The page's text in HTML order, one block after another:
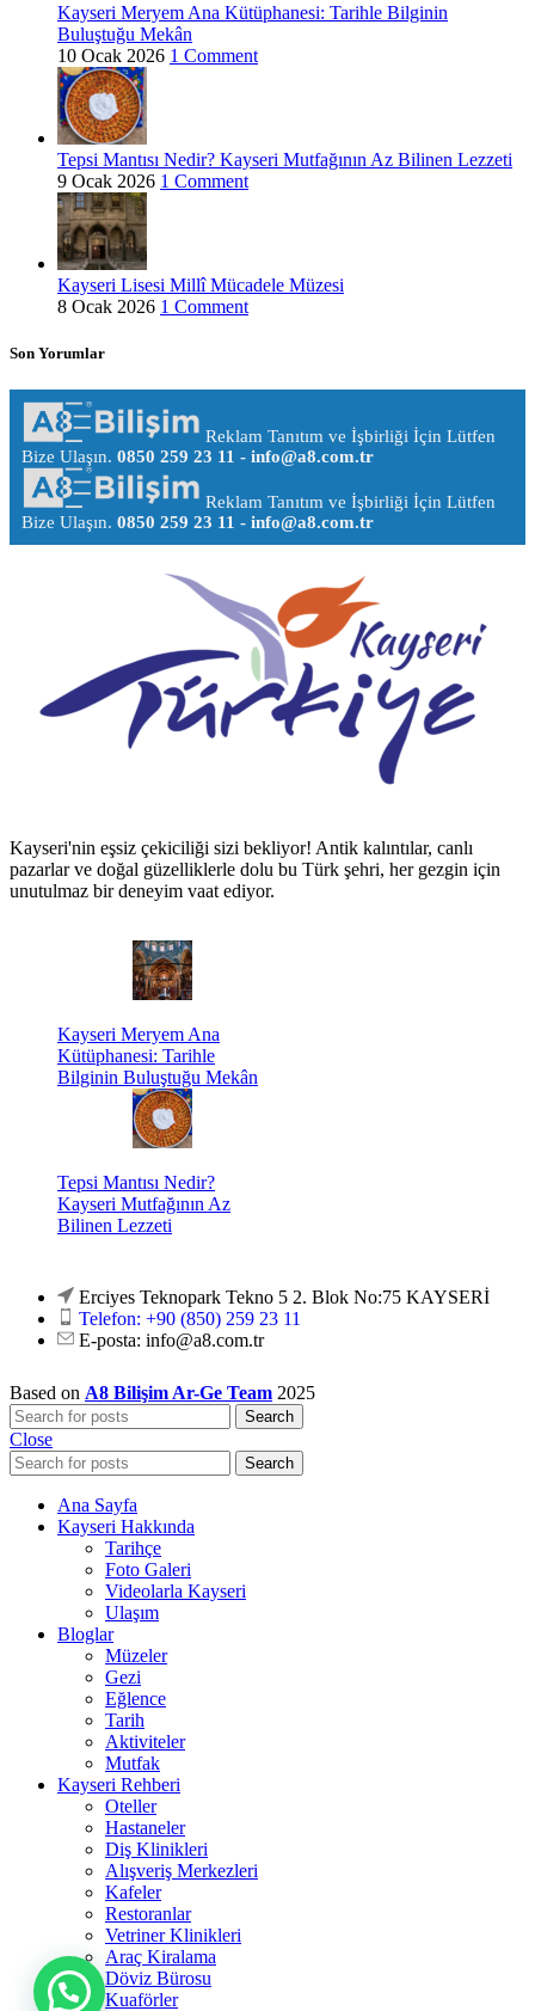
Kayseri Meryem Ana Kütüphanesi: Tarihle Bilginin
Buluştuğu Mekân
10 Ocak 2026 1 Comment
Tepsi Mantısı Nedir? Kayseri Mutfağının Az Bilinen Lezzeti
9 Ocak 2026 1 Comment
Kayseri Lisesi Millî Mücadele Müzesi
8 Ocak 2026 1 Comment
Son Yorumlar
Reklam Tanıtım ve İşbirliği İçin Lütfen
Bize Ulaşın. 0850 259 23 11 - info@a8.com.tr
Reklam Tanıtım ve İşbirliği İçin Lütfen
Bize Ulaşın. 0850 259 23 11 - info@a8.com.tr
Kayseri'nin eşsiz çekiciliği sizi bekliyor! Antik kalıntılar, canlı
pazarlar ve doğal güzelliklerle dolu bu Türk şehri, her gezgin için
unutulmaz bir deneyim vaat ediyor.
Kayseri Meryem Ana
Kütüphanesi: Tarihle
Bilginin Buluştuğu Mekân
Tepsi Mantısı Nedir?
Kayseri Mutfağının Az
Bilinen Lezzeti
Erciyes Teknopark Tekno 5 2. Blok No:75 KAYSERİ
Telefon: +90 (850) 259 23 11
E-posta: info@a8.com.tr
Based on A8 Bilişim Ar-Ge Team 2025
Search
Close
Search
Ana Sayfa
Kayseri Hakkında
Tarihçe
Foto Galeri
Videolarla Kayseri
Ulaşım
Bloglar
Müzeler
Gezi
Eğlence
Tarih
Aktiviteler
Mutfak
Kayseri Rehberi
Oteller
Hastaneler
Diş Klinikleri
Alışveriş Merkezleri
Kafeler
Restoranlar
Vetriner Klinikleri
Araç Kiralama
Döviz Bürosu
Kuaförler